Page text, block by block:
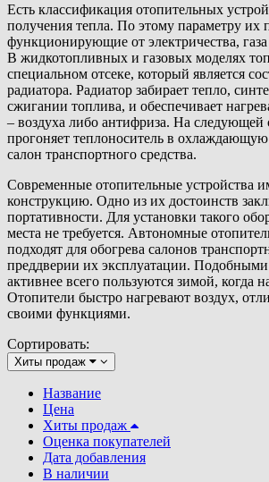
Есть классификация отопительных
получения тепла. По этому параметру их
функционирующие от электричества,
В жидкотопливных и газовых моделях
специальном отсеке, который является
радиатора. Радиатор забирает тепло,
сжигании топлива, и обеспечивает
– воздуха либо антифриза. На следующей
прогоняет теплоноситель в
салон транспортного средства.
Современные отопительные устройства
конструкцию. Одно из их достоинств
портативности. Для установки такого
места не требуется. Автономные
подходят для обогрева салонов
преддверии их эксплуатации. Подобными
активнее всего пользуются зимой, когда
Отопители быстро нагревают воздух,
своими функциями.
Сортировать:
Хиты продаж
Название
Цена
Хиты продаж
Оценка покупателей
Дата добавления
В наличии